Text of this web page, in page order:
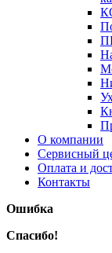
О компании
Сервисный
Оплата и
Контакты
Ошибка
Спасибо!